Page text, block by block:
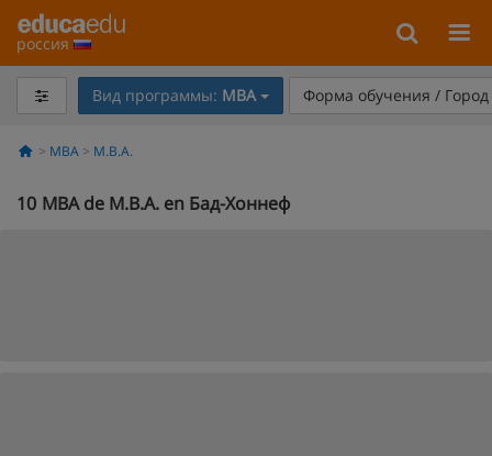
россия
Вид программы: MBA Форма обучения / Город
MBA M.B.A.
10 MBA de M.B.A. en Бад-Хоннеф